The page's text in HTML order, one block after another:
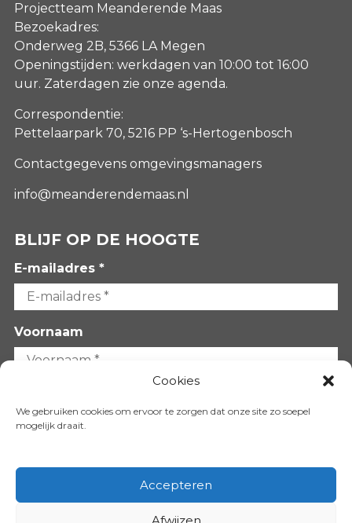
Cookies
We gebruiken cookies om ervoor te zorgen dat onze site zo soepel
mogelijk draait.
Accepteren
Afwijzen
Projectteam Meanderende Maas
Bezoekadres:
Onderweg 2B, 5366 LA Megen
Openingstijden: werkdagen van 10:00 tot 16:00
uur. Zaterdagen zie onze agenda.
Correspondentie:
Pettelaarpark 70, 5216 PP ‘s-Hertogenbosch
Contactgegevens omgevingsmanagers
info@meanderendemaas.nl
BLIJF OP DE HOOGTE
E-mailadres *
Voornaam